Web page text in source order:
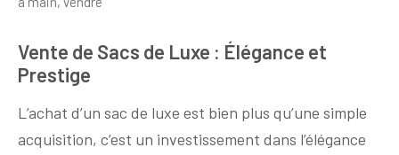
Vente de Sacs de Luxe : Élégance et
Prestige
L’achat d’un sac de luxe est bien plus qu’une simple
acquisition, c’est un investissement dans l’élégance